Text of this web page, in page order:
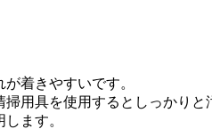
着きやすいです。
用具を使用するとしっかり
ます。